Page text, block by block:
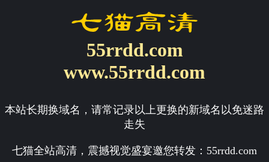
55rrdd.com
www.55rrdd.com
本站长期换域名，请常记录以上更换的新域名以免迷路
走失
七猫全站高清，震撼视觉盛宴邀您转发： 55rrdd.com